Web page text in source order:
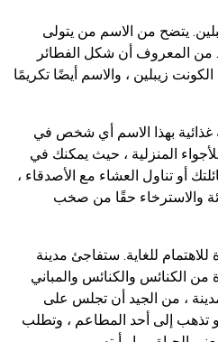
يتضح من الاسم من يتولى
من المعروف أن شكل الفطائر
الكونت زيبلين ، والاسم أيضًا تكريمًا
بهذا الاسم أي شخص في
المنزلية ، حيث يمكنك في
أو تناول العشاء مع الأصدقاء ،
والاسترخاء حقًا من صخب
للاهتمام للغاية. ستفاجئ مدينة
الكنائس والكنائس والمباني
، من الجيد أن تجلس على
إلى أحد المطاعم ، وتطلب